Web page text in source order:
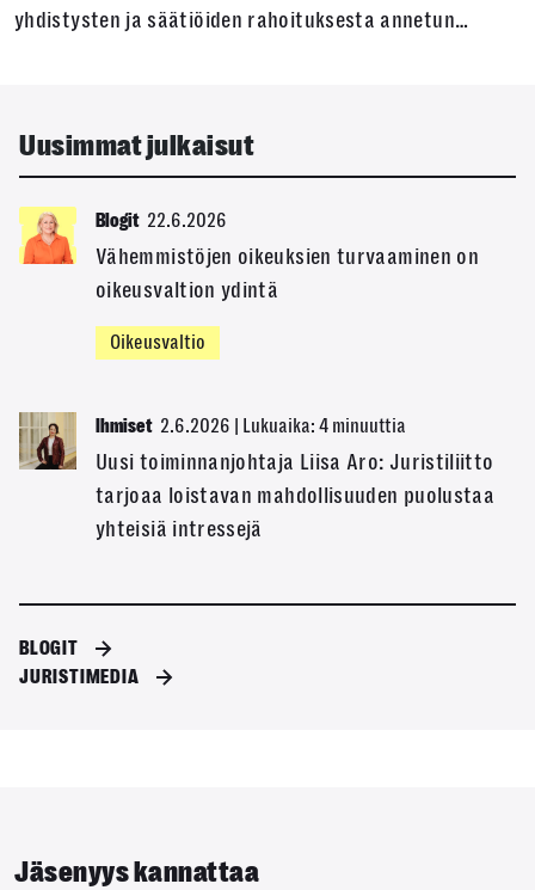
yhdistysten ja säätiöiden rahoituksesta annetun…
Uusimmat julkaisut
Blogit 22.6.2026
Vähemmistöjen oikeuksien turvaaminen on
oikeusvaltion ydintä
Oikeusvaltio
Ihmiset 2.6.2026 | Lukuaika: 4 minuuttia
Uusi toiminnanjohtaja Liisa Aro: Juristiliitto
tarjoaa loistavan mahdollisuuden puolustaa
yhteisiä intressejä
BLOGIT
JURISTIMEDIA
Jäsenyys kannattaa